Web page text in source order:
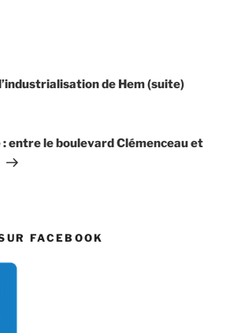
de Hem (suite)
: entre le boulevard Clémenceau et
FACEBOOK